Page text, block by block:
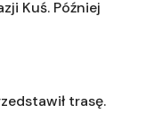
Kuś. Później
trasę.